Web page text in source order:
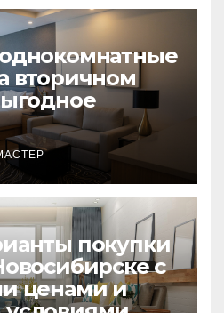
вторичном
покупки
с
ценами и